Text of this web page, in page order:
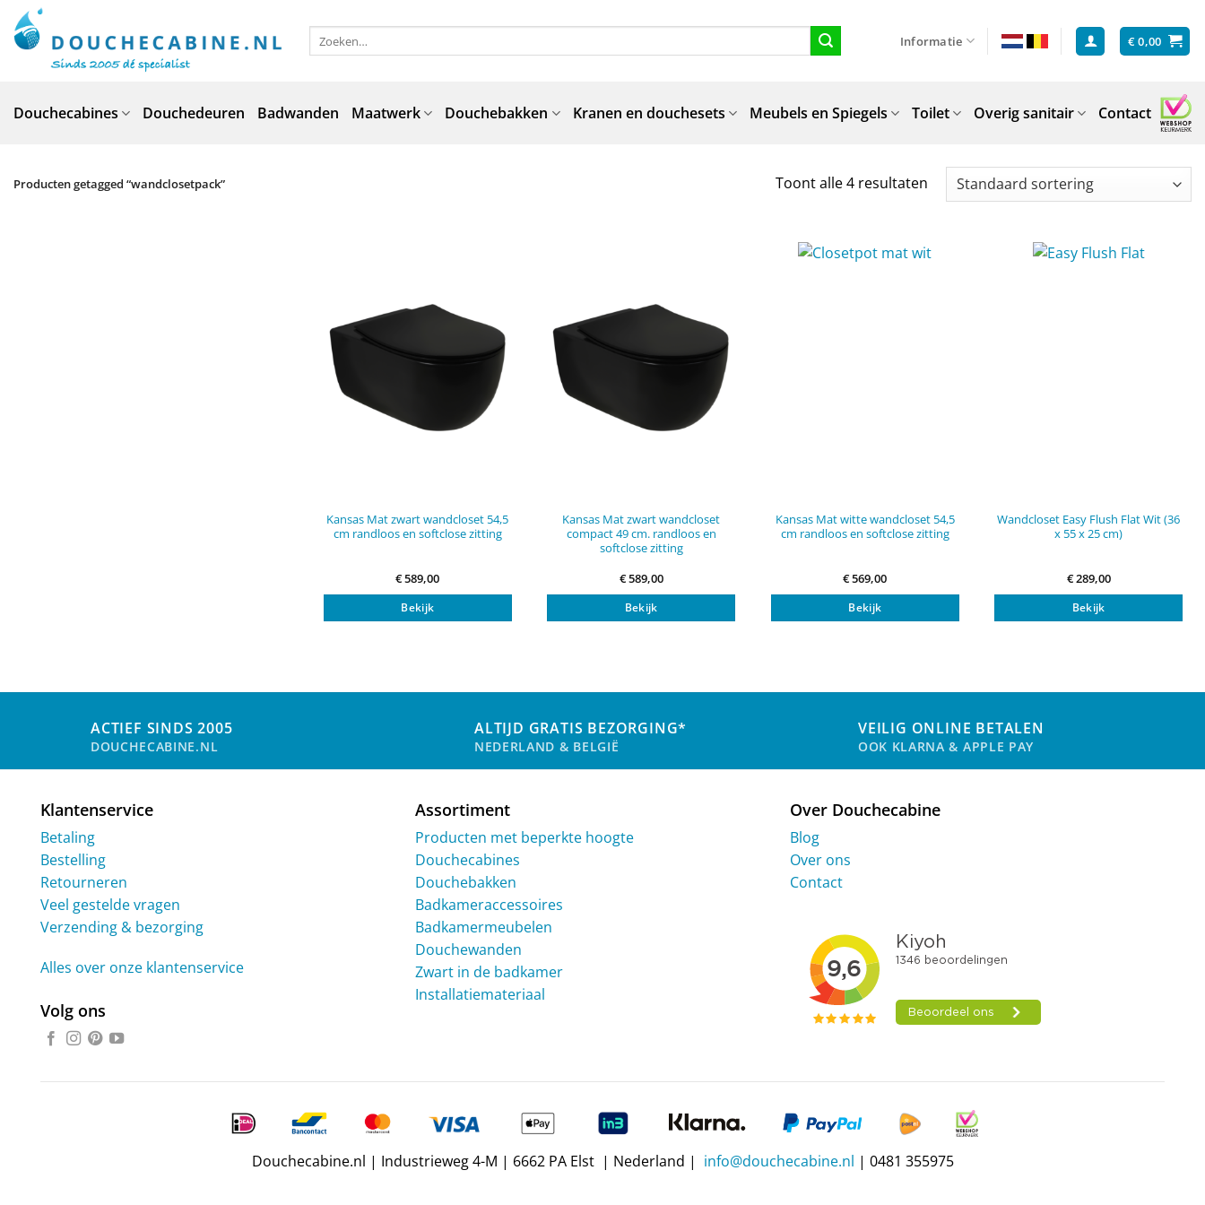
naar
inhoud
Zoeken
naar:
Informatie €0,00
Douchecabines Douchedeuren Badwanden Maatwerk Douchebakken Kranen en douchesets Meubels en Spiegels Toilet Overig sanitair Contact
Producten getagged “wandclosetpack” Toont alle 4 resultaten
Kansas Mat zwart wandcloset 54,5
cm randloos en softclose zitting
€589,00
Bekijk
Kansas Mat zwart wandcloset
compact 49 cm. randloos en
softclose zitting
€589,00
Bekijk
Kansas Mat witte wandcloset 54,5
cm randloos en softclose zitting
€569,00
Bekijk
Wandcloset Easy Flush Flat Wit (36
x 55 x 25 cm)
€289,00
Bekijk
ACTIEF SINDS 2005
DOUCHECABINE.NL
ALTIJD GRATIS BEZORGING*
NEDERLAND & BELGIË
VEILIG ONLINE BETALEN
OOK KLARNA & APPLE PAY
Klantenservice
Betaling
Bestelling
Retourneren
Veel gestelde vragen
Verzending & bezorging
Alles over onze klantenservice
Volg ons
Assortiment
Producten met beperkte hoogte
Douchecabines
Douchebakken
Badkameraccessoires
Badkamermeubelen
Douchewanden
Zwart in de badkamer
Installatiemateriaal
Over Douchecabine
Blog
Over ons
Contact
Douchecabine.nl | Industrieweg 4-M | 6662 PA Elst | Nederland | info@douchecabine.nl | 0481 355975